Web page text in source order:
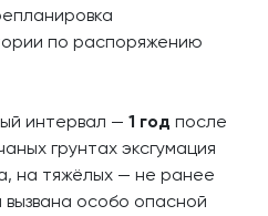
по распоряжению
интервал — 1 год после
грунтах эксгумация
на тяжёлых — не ранее
особо опасной